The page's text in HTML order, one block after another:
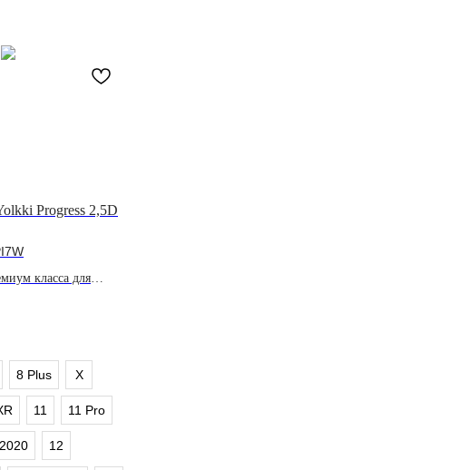
Progress 2,5D
класса для
8 Plus X
11 11 Pro
12